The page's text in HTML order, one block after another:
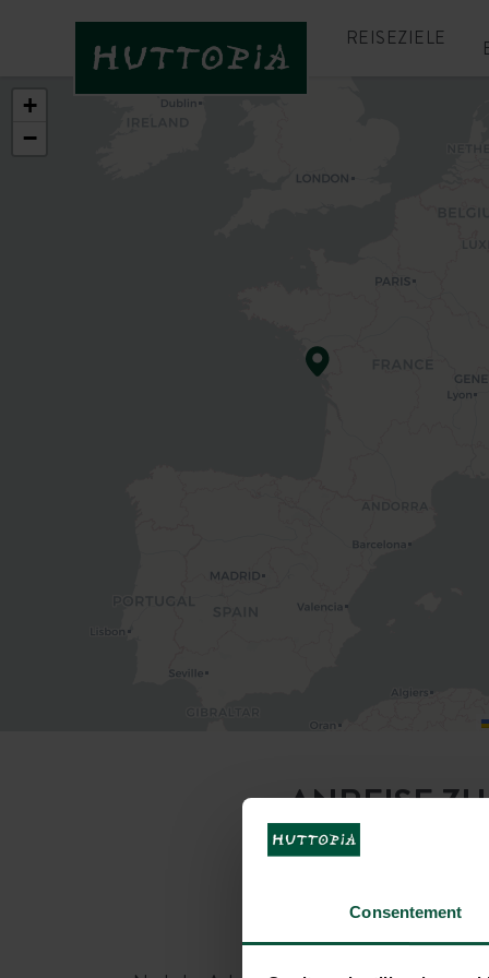
Consentement
REISEZIELE
+
−
ANREISE